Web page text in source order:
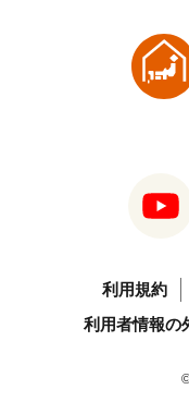
利用規約
利用者情報の